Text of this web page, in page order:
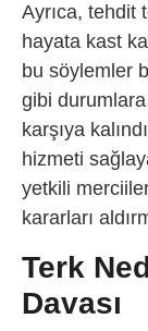
Ayrıca, tehdit
hayata kast
bu söylemler
gibi
karşıya
hizmeti
yetkili
kararları
Terk
Davası